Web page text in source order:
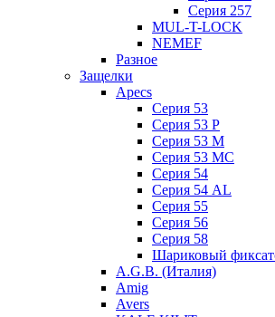
Серия 257
MUL-T-LOCK
NEMEF
Разное
Защелки
Apecs
Серия 53
Серия 53 P
Серия 53 М
Серия 53 МC
Серия 54
Серия 54 AL
Серия 55
Серия 56
Серия 58
Шариковый
A.G.B. (Италия)
Amig
Avers